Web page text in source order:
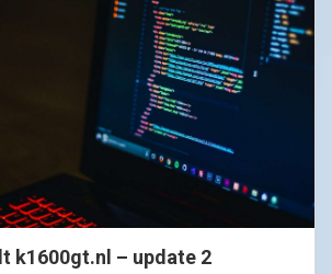
k1600gt.nl – update 2